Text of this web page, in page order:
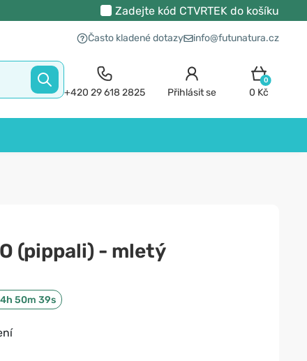
Zadejte kód CTVRTEKdo košíku
Často kladené dotazy info@futunatura.cz
+420 29 618 2825 Přihlásit se
0
0 Kč
(pippali) - mletý
50m 39s